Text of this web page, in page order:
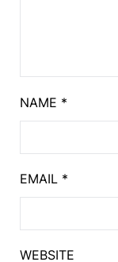
NAME *
EMAIL *
WEBSITE